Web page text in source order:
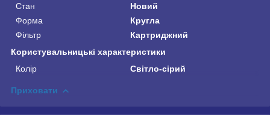
Стан
Новий
Форма
Кругла
Фільтр
Картриджний
Користувальницькі характеристики
Колір
Світло-сірий
Приховати